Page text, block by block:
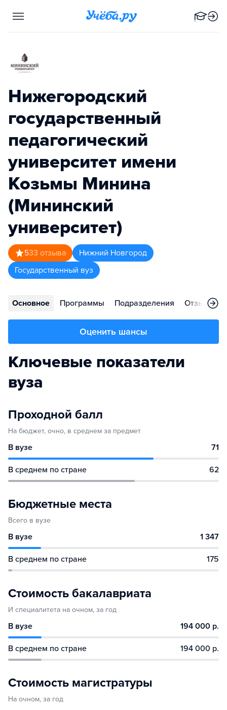
Нижегородский
государственный
педагогический
университет имени
Козьмы Минина
(Мининский
университет)
533 отзыва
Нижний Новгород
Государственный вуз
Основное Программы Подразделения Отзывы
Оценить шансы
Ключевые показатели
вуза
Проходной балл
На бюджет, очно, в среднем за предмет
В вузе 71
В среднем по стране 62
Бюджетные места
Всего в вузе
В вузе 1 347
В среднем по стране 175
Стоимость бакалавриата
И специалитета на очном, за год
В вузе 194 000 р.
В среднем по стране 194 000 р.
Стоимость магистратуры
На очном, за год